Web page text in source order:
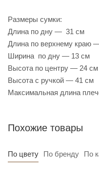
Размеры сумки:
Длина по дну — 31 см
Длина по верхнему краю
Ширина по дну — 13 см
Высота по центру — 24 см
Высота с ручкой — 41 см
Максимальная длина
Похожие товары
По цвету По бренду По